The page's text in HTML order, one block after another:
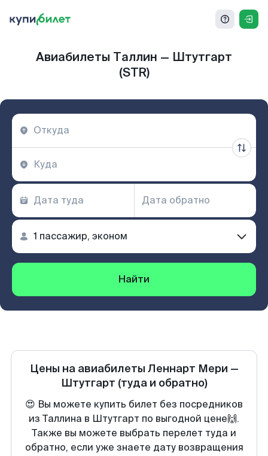
Авиабилеты Таллин — Штутгарт
(STR)
Найти
Цены на авиабилеты Леннарт Мери —
Штутгарт (туда и обратно)
😍 Вы можете купить билет без посредников
из Таллина в Штутгарт по выгодной цене🙌.
Также вы можете выбрать перелет туда и
обратно, если уже знаете дату возвращения